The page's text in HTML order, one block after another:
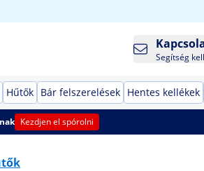
Segítség
Hűtők Bár felszerelések Hentes kellékek
Kezdjen el spórolni